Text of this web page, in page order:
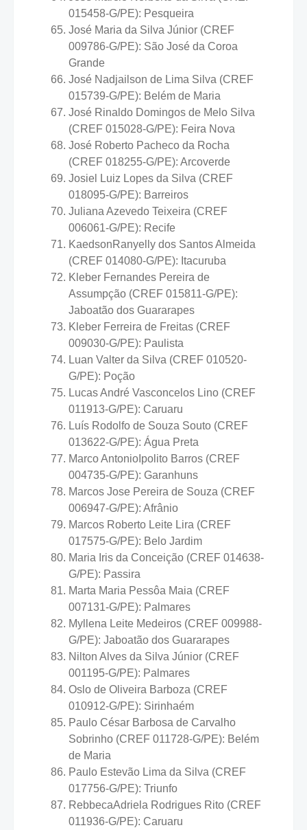
015458-G/PE): Pesqueira
José Maria da Silva Júnior (CREF
009786-G/PE): São José da Coroa
Grande
José Nadjailson de Lima Silva (CREF
015739-G/PE): Belém de Maria
José Rinaldo Domingos de Melo Silva
(CREF 015028-G/PE): Feira Nova
José Roberto Pacheco da Rocha
(CREF 018255-G/PE): Arcoverde
Josiel Luiz Lopes da Silva (CREF
018095-G/PE): Barreiros
Juliana Azevedo Teixeira (CREF
006061-G/PE): Recife
KaedsonRanyelly dos Santos Almeida
(CREF 014080-G/PE): Itacuruba
Kleber Fernandes Pereira de
Assumpção (CREF 015811-G/PE):
Jaboatão dos Guararapes
Kleber Ferreira de Freitas (CREF
009030-G/PE): Paulista
Luan Valter da Silva (CREF 010520-
G/PE): Poção
Lucas André Vasconcelos Lino (CREF
011913-G/PE): Caruaru
Luís Rodolfo de Souza Souto (CREF
013622-G/PE): Água Preta
Marco AntonioIpolito Barros (CREF
004735-G/PE): Garanhuns
Marcos Jose Pereira de Souza (CREF
006947-G/PE): Afrânio
Marcos Roberto Leite Lira (CREF
017575-G/PE): Belo Jardim
Maria Iris da Conceição (CREF 014638-
G/PE): Passira
Marta Maria Pessôa Maia (CREF
007131-G/PE): Palmares
Myllena Leite Medeiros (CREF 009988-
G/PE): Jaboatão dos Guararapes
Nilton Alves da Silva Júnior (CREF
001195-G/PE): Palmares
Oslo de Oliveira Barboza (CREF
010912-G/PE): Sirinhaém
Paulo César Barbosa de Carvalho
Sobrinho (CREF 011728-G/PE): Belém
de Maria
Paulo Estevão Lima da Silva (CREF
017756-G/PE): Triunfo
RebbecaAdriela Rodrigues Rito (CREF
011936-G/PE): Caruaru